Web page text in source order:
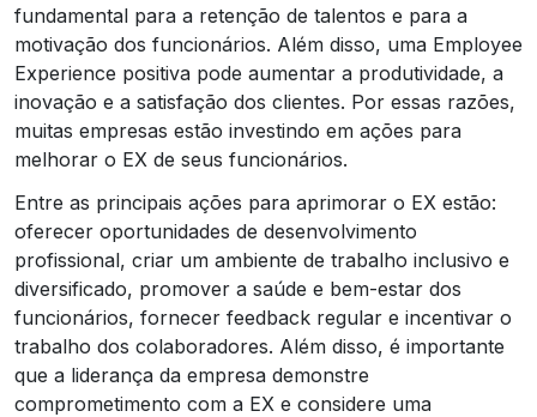
fundamental para a retenção de talentos e para a
motivação dos funcionários. Além disso, uma Employee
Experience positiva pode aumentar a produtividade, a
inovação e a satisfação dos clientes. Por essas razões,
muitas empresas estão investindo em ações para
melhorar o EX de seus funcionários.
Entre as principais ações para aprimorar o EX estão:
oferecer oportunidades de desenvolvimento
profissional, criar um ambiente de trabalho inclusivo e
diversificado, promover a saúde e bem-estar dos
funcionários, fornecer feedback regular e incentivar o
trabalho dos colaboradores. Além disso, é importante
que a liderança da empresa demonstre
comprometimento com a EX e considere uma